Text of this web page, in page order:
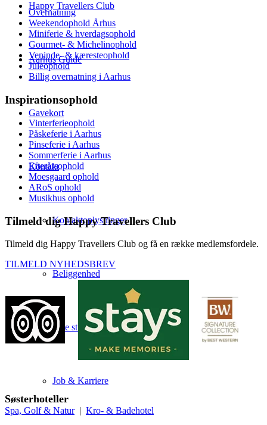
Happy Travellers Club
Aarhus Guide
Gavekort
Kontakt
Kontaktoplysninger
Beliggenhed
Ofte stillede spørgsmål
Job & Karriere
Overnatning
Weekendophold Århus
Miniferie & hverdagsophold
Gourmet- & Michelinophold
Veninde- & kæresteophold
Juleophold
Billig overnatning i Aarhus
Inspirationsophold
Vinterferieophold
Påskeferie i Aarhus
Pinseferie i Aarhus
Sommerferie i Aarhus
Efterårsophold
Moesgaard ophold
ARoS ophold
Musikhus ophold
Tilmeld dig Happy Travellers Club
Tilmeld dig Happy Travellers Club og få en række medlemsfordele.
TILMELD NYHEDSBREV
Søsterhoteller
Spa, Golf & Natur| Kro- & Badehotel